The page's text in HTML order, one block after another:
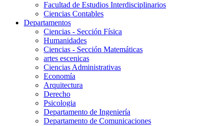
Facultad de Estudios Interdisciplinarios
Ciencias Contables
Departamentos
Ciencias - Sección Física
Humanidades
Ciencias - Sección Matemáticas
artes escenicas
Ciencias Administrativas
Economía
Arquitectura
Derecho
Psicologia
Departamento de Ingeniería
Departamento de Comunicaciones